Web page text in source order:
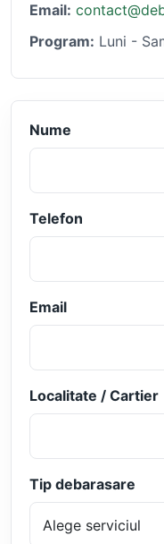
Email:
Program: Luni -
Nume
Telefon
Email
Localitate / Cartier
Tip debarasare